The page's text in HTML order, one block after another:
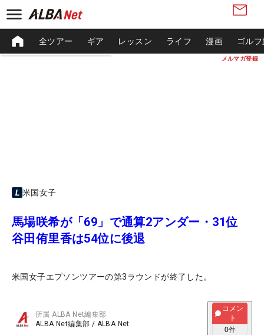
メルマガ登録
全ツアー ギア レッスン ライフ 漫画 ゴル
米国女子
馬場咲希が「69」で通算2アンダー・31位
谷田侑里香は54位に後退
米国女子エプソンツアーの第3ラウンドが終了した。
所属ALBA Net編集部
ALBA Net編集部 / ALBA Net
コメン
ト
0件